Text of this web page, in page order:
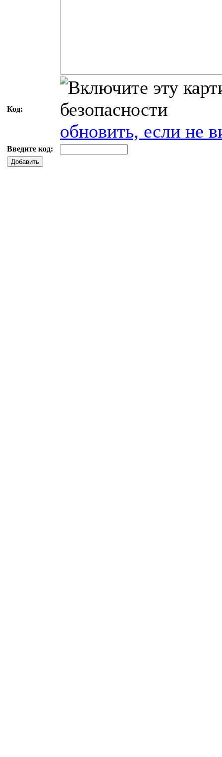
Код:
обновить, если не
Введите код:
Добавить